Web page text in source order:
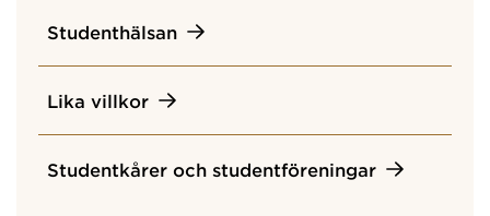
Studenthälsan
Lika villkor
Studentkårer och studentföreningar